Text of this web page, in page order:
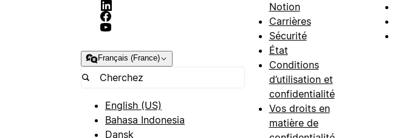
Français (France)
English (US)
Bahasa Indonesia
Dansk
Notion
Carrières
Sécurité
État
Conditions
d’utilisation et
confidentialité
Vos droits en
matière de